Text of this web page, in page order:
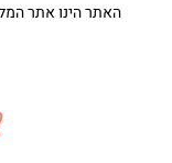
האתר הינו אתר